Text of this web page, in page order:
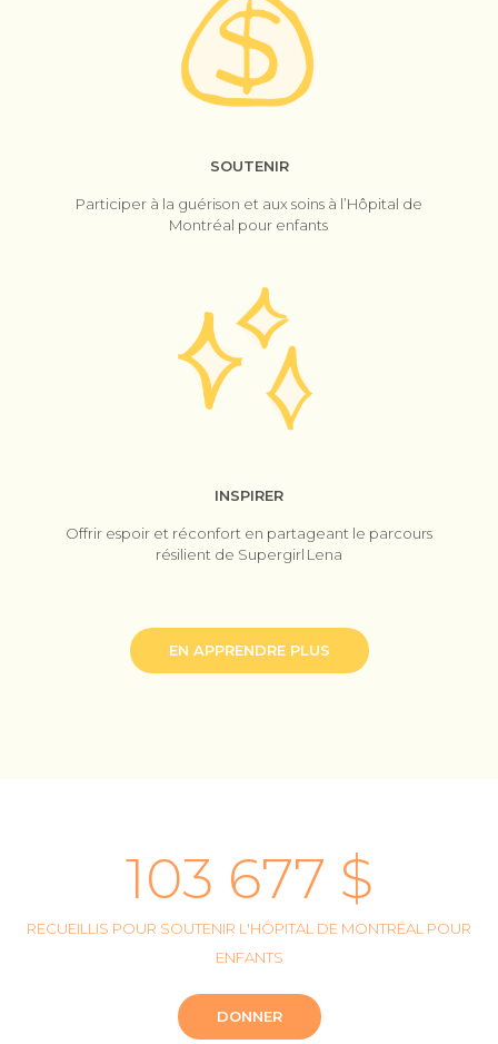
SOUTENIR
Participer à la guérison et aux soins à l’Hôpital de
Montréal pour enfants
INSPIRER
Offrir espoir et réconfort en partageant le parcours
résilient de Supergirl Lena
EN APPRENDRE PLUS
103 677 $
RECUEILLIS POUR SOUTENIR L'HÔPITAL DE MONTRÉAL POUR
ENFANTS
DONNER